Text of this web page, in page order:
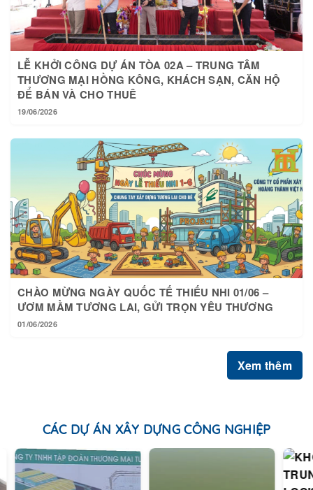
LỄ KHỞI CÔNG DỰ ÁN TÒA 02A – TRUNG TÂM
THƯƠNG MẠI HỒNG KÔNG, KHÁCH SẠN, CĂN HỘ
ĐỂ BÁN VÀ CHO THUÊ
19/06/2026
CHÀO MỪNG NGÀY QUỐC TẾ THIẾU NHI 01/06 –
ƯƠM MẦM TƯƠNG LAI, GỬI TRỌN YÊU THƯƠNG
01/06/2026
Xem thêm
CÁC DỰ ÁN XÂY DỰNG CÔNG NGHIỆP